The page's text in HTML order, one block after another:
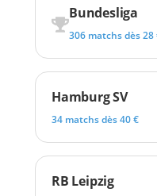
Bundesliga
306 matchs dès 28
Hamburg SV
34 matchs dès 40 €
RB Leipzig